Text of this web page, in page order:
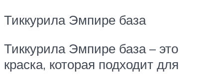
Тиккурила Эмпире база
Тиккурила Эмпире база – это
краска, которая подходит для